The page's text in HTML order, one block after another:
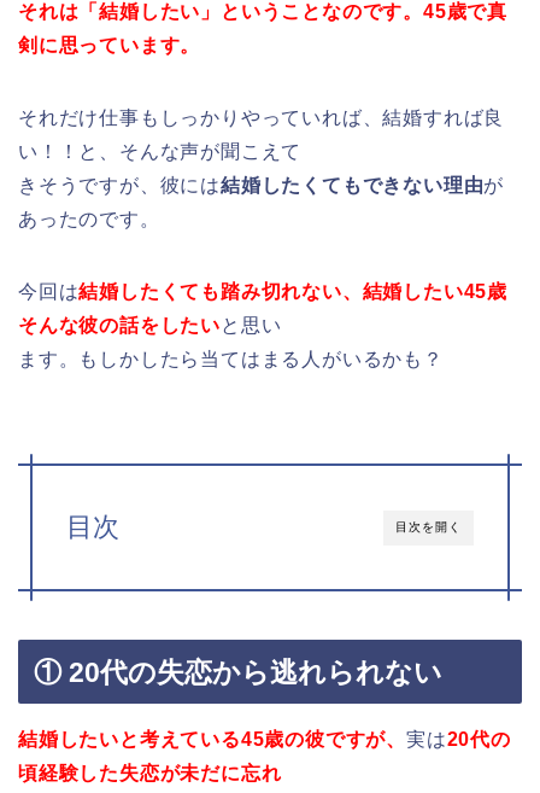
それは「結婚したい」ということなのです。45歳で真
剣に思っています。
それだけ仕事もしっかりやっていれば、結婚すれば良
い！！と、そんな声が聞こえて
きそうですが、彼には結婚したくてもできない理由が
あったのです。
今回は結婚したくても踏み切れない、結婚したい45歳
そんな彼の話をしたいと思い
ます。もしかしたら当てはまる人がいるかも？
目次を開く
目次
① 20代の失恋から逃れられない
結婚したいと考えている45歳の彼ですが、 実は20代の
頃経験した失恋が未だに忘れ